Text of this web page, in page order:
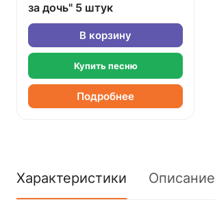
за дочь" 5 штук
В корзину
Купить песню
Подробнее
Характеристики Описание